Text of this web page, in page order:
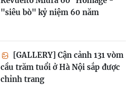
"siêu bò" kỷ niệm 60 năm
[GALLERY] Cận cảnh 131 vòm
cầu trăm tuổi ở Hà Nội sắp được
chỉnh trang